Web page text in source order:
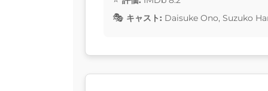
キャスト: Daisuke Ono, Suzuko